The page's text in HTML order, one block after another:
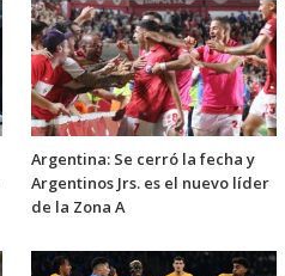
Argentina: Se cerró la fecha y
Argentinos Jrs. es el nuevo líder
de la Zona A